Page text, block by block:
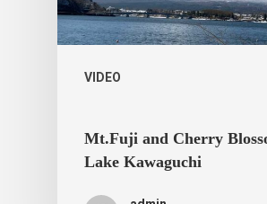
VIDEO
Mt.Fuji and Cherry
Lake Kawaguchi